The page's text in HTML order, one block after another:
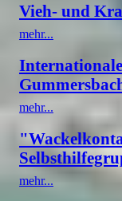
Vieh- und
mehr...
mehr...
mehr...